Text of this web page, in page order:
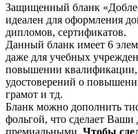
Защищенный бланк
идеален для оформления
дипломов, сертификатов.
Данный бланк имеет 6
даже для учебных
повышении квалификации,
удостоверений о
грамот и тд.
Бланк можно дополнить
фольгой, что сделает
премиальными. Чтобы